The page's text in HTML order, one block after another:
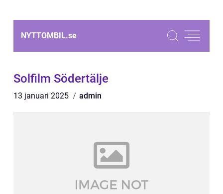
NYTTOMBIL.se
Solfilm Södertälje
13 januari 2025 admin